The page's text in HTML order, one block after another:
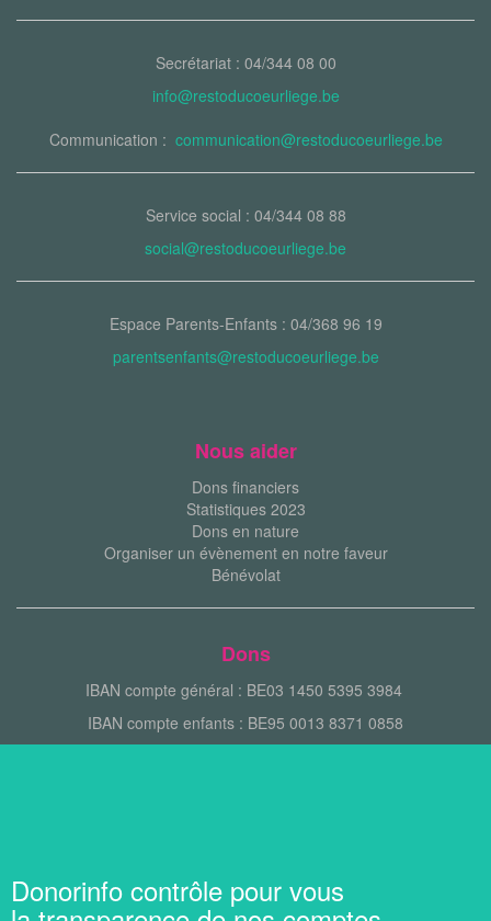
Secrétariat : 04/344 08 00
info@restoducoeurliege.be
Communication : communication@restoducoeurliege.be
Service social : 04/344 08 88
social@restoducoeurliege.be
Espace Parents-Enfants : 04/368 96 19
parentsenfants@restoducoeurliege.be
Nous aider
Dons financiers
Statistiques 2023
Dons en nature
Organiser un évènement en notre faveur
Bénévolat
Dons
IBAN compte général : BE03 1450 5395 3984
IBAN compte enfants : BE95 0013 8371 0858
Donorinfo contrôle pour vous